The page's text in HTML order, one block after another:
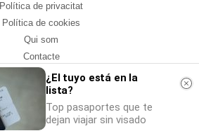
Política de privacitat
Política de cookies
Qui som
Contacte
Xarxes socials
Amb col·laboració de:
¿El tuyo está en la
lista?
Top pasaportes que te
dejan viajar sin visado